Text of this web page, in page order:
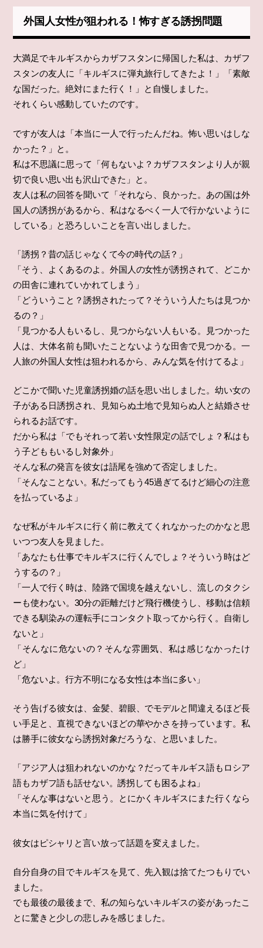
外国人女性が狙われる！怖すぎる誘拐問題
大満足でキルギスからカザフスタンに帰国した私は、カザフ
スタンの友人に「キルギスに弾丸旅行してきたよ！」「素敵
な国だった。絶対にまた行く！」と自慢しました。
それくらい感動していたのです。
ですが友人は「本当に一人で行ったんだね。怖い思いはしな
かった？」と。
私は不思議に思って「何もないよ？カザフスタンより人が親
切で良い思い出も沢山できた」と。
友人は私の回答を聞いて「それなら、良かった。あの国は外
国人の誘拐があるから、私はなるべく一人で行かないように
している」と恐ろしいことを言い出しました。
「誘拐？昔の話じゃなくて今の時代の話？」
「そう、よくあるのよ。外国人の女性が誘拐されて、どこか
の田舎に連れていかれてしまう」
「どういうこと？誘拐されたって？そういう人たちは見つか
るの？」
「見つかる人もいるし、見つからない人もいる。見つかった
人は、大体名前も聞いたことないような田舎で見つかる。一
人旅の外国人女性は狙われるから、みんな気を付けてるよ」
どこかで聞いた児童誘拐婚の話を思い出しました。幼い女の
子がある日誘拐され、見知らぬ土地で見知らぬ人と結婚させ
られるお話です。
だから私は「でもそれって若い女性限定の話でしょ？私はも
う子どももいるし対象外」
そんな私の発言を彼女は語尾を強めて否定しました。
「そんなことない。私だってもう45過ぎてるけど細心の注意
を払っているよ」
なぜ私がキルギスに行く前に教えてくれなかったのかなと思
いつつ友人を見ました。
「あなたも仕事でキルギスに行くんでしょ？そういう時はど
うするの？」
「一人で行く時は、陸路で国境を越えないし、流しのタクシ
ーも使わない。30分の距離だけど飛行機使うし、移動は信頼
できる馴染みの運転手にコンタクト取ってから行く。自衛し
ないと」
「そんなに危ないの？そんな雰囲気、私は感じなかったけ
ど」
「危ないよ。行方不明になる女性は本当に多い」
そう告げる彼女は、金髪、碧眼、でモデルと間違えるほど長
い手足と、直視できないほどの華やかさを持っています。私
は勝手に彼女なら誘拐対象だろうな、と思いました。
「アジア人は狙われないのかな？だってキルギス語もロシア
語もカザフ語も話せない。誘拐しても困るよね」
「そんな事はないと思う。とにかくキルギスにまた行くなら
本当に気を付けて」
彼女はピシャリと言い放って話題を変えました。
自分自身の目でキルギスを見て、先入観は捨てたつもりでい
ました。
でも最後の最後まで、私の知らないキルギスの姿があったこ
とに驚きと少しの悲しみを感じました。